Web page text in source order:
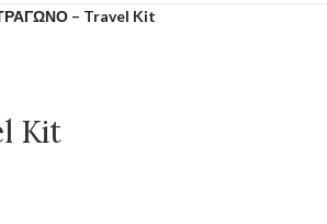
– Travel Kit
Kit